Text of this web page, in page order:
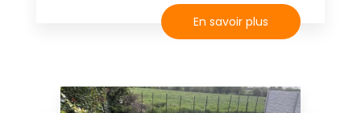
En savoir plus